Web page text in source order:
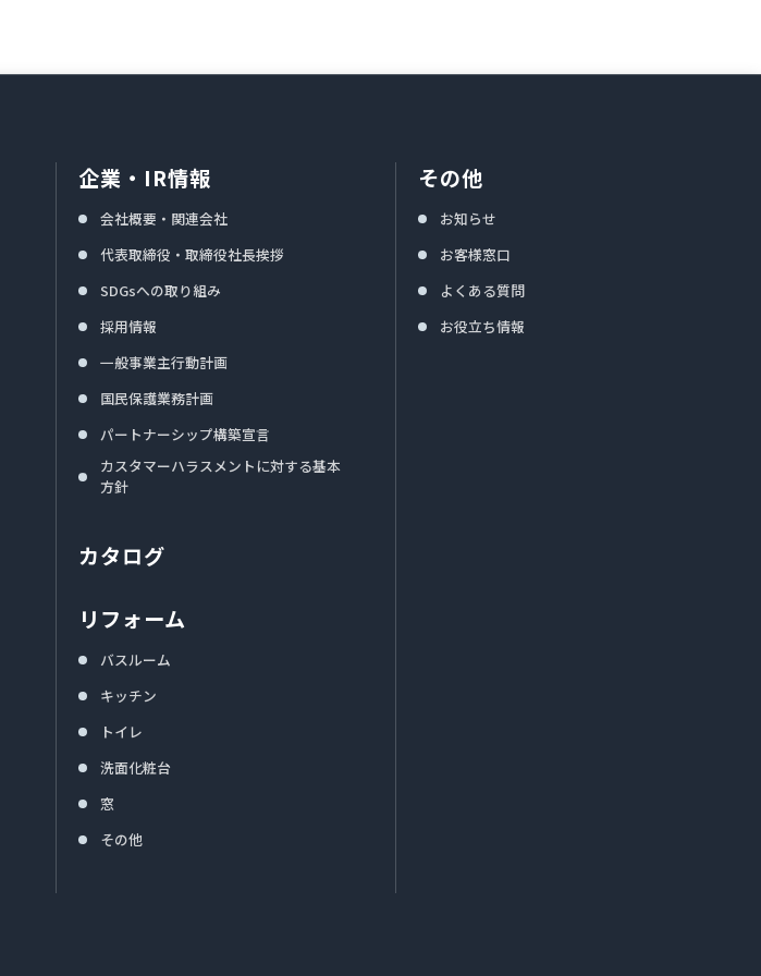
企業・IR情報
会社概要・関連会社
代表取締役・取締役社長挨拶
SDGsへの取り組み
採用情報
一般事業主行動計画
国民保護業務計画
パートナーシップ構築宣言
カスタマーハラスメントに対する基本
方針
カタログ
リフォーム
バスルーム
キッチン
トイレ
洗面化粧台
窓
その他
その他
お知らせ
お客様窓口
よくある質問
お役立ち情報